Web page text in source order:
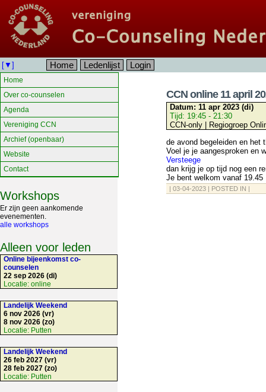
[▼] Home Ledenlijst Login
CCN online 11 april
Datum: 11 apr 2023 (di)
Tijd: 19:45 - 21:30
CCN-only | Regiogroep
de avond begeleiden en het
Voel je je aangesproken en
Versteege
dan krijg je op tijd nog een
Je bent welkom vanaf 19.45
| 03-04-2023 | POSTED IN |
Home
Over co-counselen
Agenda
Vereniging CCN
Archief (openbaar)
Website
Contact
Workshops
Er zijn geen aankomende
evenementen.
alle workshops
Alleen voor leden
Online bijeenkomst co-
counselen
22 sep 2026 (di)
Locatie: online
Landelijk Weekend
6 nov 2026 (vr)
8 nov 2026 (zo)
Locatie: Putten
Landelijk Weekend
26 feb 2027 (vr)
28 feb 2027 (zo)
Locatie: Putten